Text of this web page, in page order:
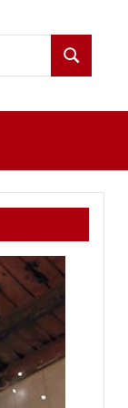
Buscar